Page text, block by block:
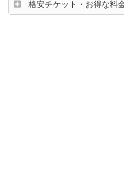
格安チケット・お得な料